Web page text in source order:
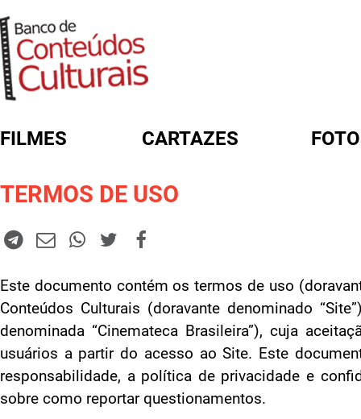
FILMES CARTAZES
TERMOS DE USO
Este documento contém os termos de uso
Conteúdos Culturais (doravante denominado
denominada “Cinemateca Brasileira”), cuja
usuários a partir do acesso ao Site. Este
responsabilidade, a política de privacidade e
sobre como reportar questionamentos.
FORMULÁRIO DE BUSCA